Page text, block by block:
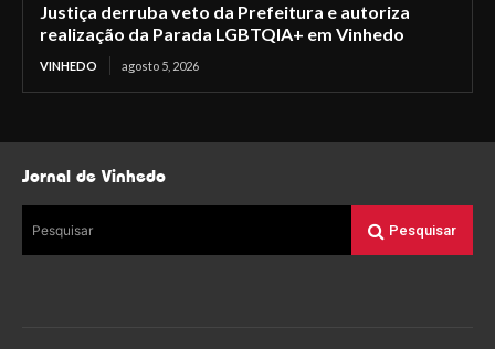
Justiça derruba veto da Prefeitura e autoriza
realização da Parada LGBTQIA+ em Vinhedo
VINHEDO agosto 5, 2026
Jornal de Vinhedo
Pesquisar Pesquisar